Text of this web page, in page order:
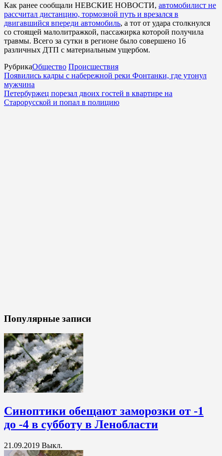
Как ранее сообщали НЕВСКИЕ НОВОСТИ, автомобилист не
рассчитал дистанцию, тормозной путь и врезался в
двигавшийся впереди автомобиль, а тот от удара столкнулся
со стоящей малолитражкой, пассажирка которой получила
травмы. Всего за сутки в регионе было совершено 16
различных ДТП с материальным ущербом.
РубрикаОбщество Происшествия
Появились кадры с набережной реки Фонтанки, где утонул
мужчина
Петербуржец порезал двоих гостей в квартире на
Старорусской и попал в полицию
Популярные записи
Синоптики обещают заморозки от -1
до -4 в субботу в Ленобласти
21.09.2019 Выкл.